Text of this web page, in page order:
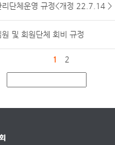
리단체운영 규정<개정 22.7.14 >
및 회원단체 회비 규정
1 2